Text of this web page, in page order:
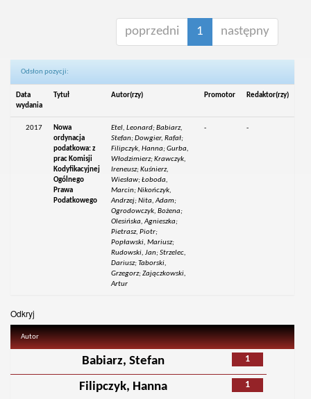
poprzedni 1 następny
Odsłon pozycji:
Data
wydania
Tytuł Autor(rzy) Promotor Redaktor(rzy)
2017
Nowa
ordynacja
podatkowa: z
prac Komisji
Kodyfikacyjnej
Ogólnego
Prawa
Podatkowego
Etel, Leonard; Babiarz,
Stefan; Dowgier, Rafał;
Filipczyk, Hanna; Gurba,
Włodzimierz; Krawczyk,
Ireneusz; Kuśnierz,
Wiesław; Łoboda,
Marcin; Nikończyk,
Andrzej; Nita, Adam;
Ogrodowczyk, Bożena;
Olesińska, Agnieszka;
Pietrasz, Piotr;
Popławski, Mariusz;
Rudowski, Jan; Strzelec,
Dariusz; Taborski,
Grzegorz; Zajączkowski,
Artur
- -
Odkryj
Autor
1
Babiarz, Stefan
1
Filipczyk, Hanna